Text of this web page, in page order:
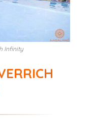
Infinity